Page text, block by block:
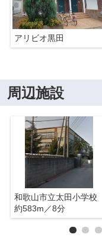
アリビオ黒田
周辺施設
和歌山市立太田小学校
約583m／8分